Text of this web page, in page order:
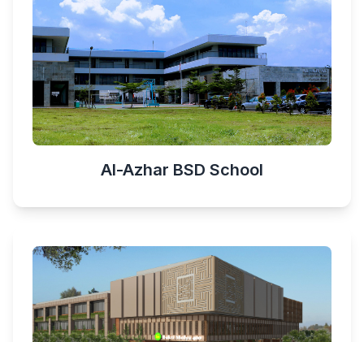
Al-Azhar BSD School